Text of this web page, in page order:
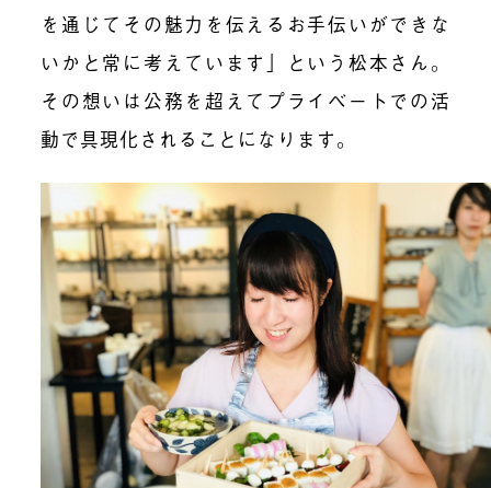
を通じてその魅力を伝えるお手伝いができな
いかと常に考えています」という松本さん。
その想いは公務を超えてプライベートでの活
動で具現化されることになります。